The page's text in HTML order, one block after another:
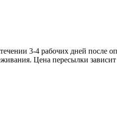
3-4 рабочих дней после
Цена пересылки